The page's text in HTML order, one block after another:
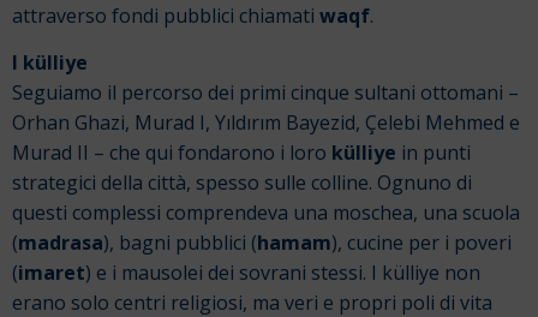
attraverso fondi pubblici chiamati waqf.
I külliye
Seguiamo il percorso dei primi cinque sultani ottomani –
Orhan Ghazi, Murad I, Yıldırım Bayezid, Çelebi Mehmed e
Murad II – che qui fondarono i loro külliye in punti
strategici della città, spesso sulle colline. Ognuno di
questi complessi comprendeva una moschea, una scuola
(madrasa), bagni pubblici (hamam), cucine per i poveri
(imaret) e i mausolei dei sovrani stessi. I külliye non
erano solo centri religiosi, ma veri e propri poli di vita